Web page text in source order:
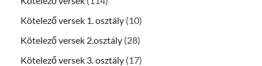
Kötelező versek 1. osztály (10)
Kötelező versek 2.osztály (28)
Kötelező versek 3. osztály (17)